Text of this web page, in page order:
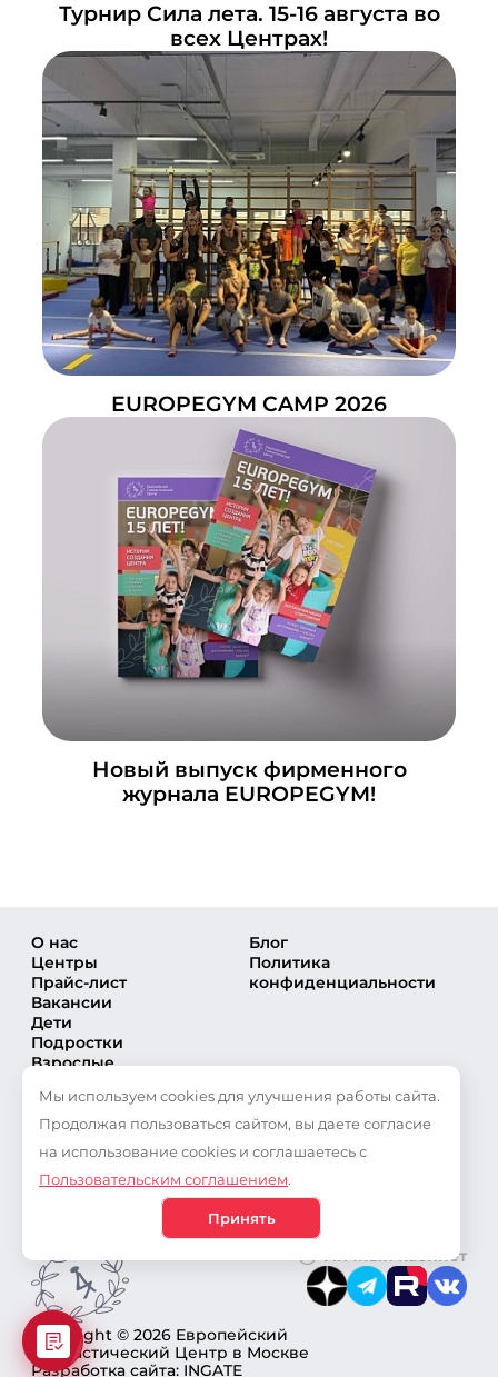
Турнир Сила лета. 15-16 августа во
всех Центрах!
EUROPEGYM CAMP 2026
Новый выпуск фирменного
журнала EUROPEGYM!
О нас
Центры
Прайс-лист
Вакансии
Дети
Подростки
Взрослые
Секции
Тренеры
Частые вопросы
Новости
Блог
Политика
конфиденциальности
Личный кабинет
Copyright © 2026 Европейский
Гимнастический Центр в Москве
Разработка сайта: INGATE
Мы используем cookies для улучшения работы сайта.
Продолжая пользоваться сайтом, вы даете согласие
на использование cookies и соглашаетесь с
Пользовательским соглашением.
Принять